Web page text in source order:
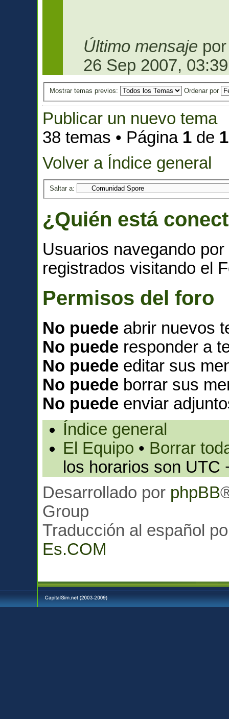
Último mensaje
26 Sep 2007, 03:39
Mostrar temas previos: Ordenar por
Publicar un nuevo tema
38 temas • Página 1 de 1
Volver a Índice general
Saltar a:
¿Quién está
Usuarios navegando
registrados visitando el
Permisos del foro
No puede abrir nuevos
No puede responder a
No puede editar sus
No puede borrar sus
No puede enviar
Índice general
El Equipo • Borrar
los horarios son UTC
Desarrollado por phpBB
Group
Traducción al español
Es.COM